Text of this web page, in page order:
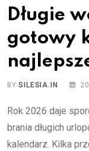
Długie
gotowy
BYSILESIA.IN
Rok 2026 daje
brania długich
kalendarz. Kilka